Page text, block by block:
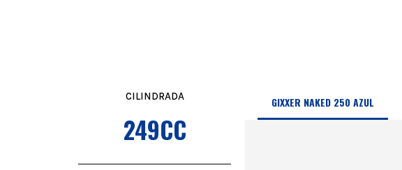
CILINDRADA
249CC
GIXXER NAKED 250 AZUL